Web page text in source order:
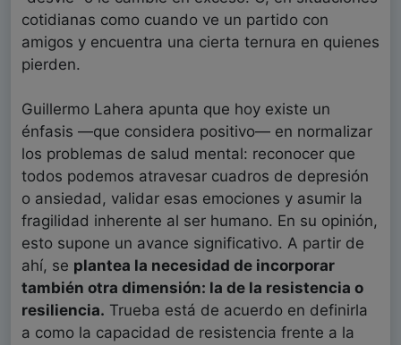
cotidianas como cuando ve un partido con
amigos y encuentra una cierta ternura en quienes
pierden.
Guillermo Lahera apunta que hoy existe un
énfasis —que considera positivo— en normalizar
los problemas de salud mental: reconocer que
todos podemos atravesar cuadros de depresión
o ansiedad, validar esas emociones y asumir la
fragilidad inherente al ser humano. En su opinión,
esto supone un avance significativo. A partir de
ahí, se plantea la necesidad de incorporar
también otra dimensión: la de la resistencia o
resiliencia. Trueba está de acuerdo en definirla
a como la capacidad de resistencia frente a la